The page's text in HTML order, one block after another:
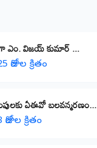
ఎం. విజయ్ కుమార్ ...
రోజుల క్రితం
ఏఈవో బలవన్మరణం...
రోజుల క్రితం